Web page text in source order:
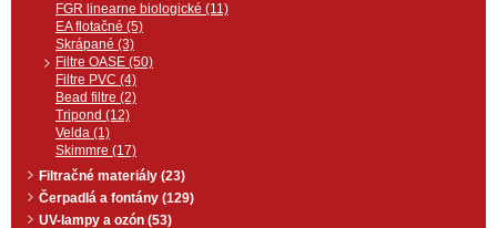
FGR linearne biologické (11)
EA flotačné (5)
Skrápané (3)
Filtre OASE (50)
Filtre PVC (4)
Bead filtre (2)
Tripond (12)
Velda (1)
Skimmre (17)
Filtračné materiály (23)
Čerpadlá a fontány (129)
UV-lampy a ozón (53)